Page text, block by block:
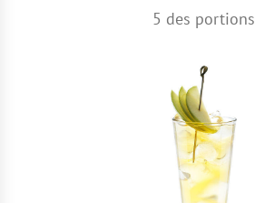
5 des portions